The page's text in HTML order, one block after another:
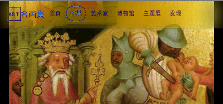
ART 名画集 首页 作品 艺术家 博物馆 主题展 发现